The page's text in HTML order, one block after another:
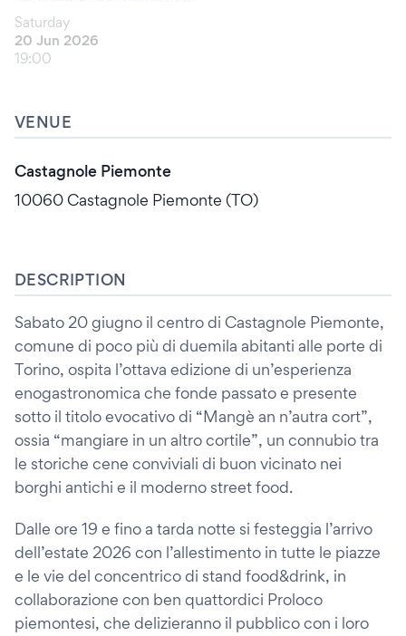
Saturday
20 Jun 2026
19:00
VENUE
Castagnole Piemonte
10060 Castagnole Piemonte (TO)
DESCRIPTION
Sabato 20 giugno il centro di Castagnole Piemonte,
comune di poco più di duemila abitanti alle porte di
Torino, ospita l’ottava edizione di un’esperienza
enogastronomica che fonde passato e presente
sotto il titolo evocativo di “Mangè an n’autra cort”,
ossia “mangiare in un altro cortile”, un connubio tra
le storiche cene conviviali di buon vicinato nei
borghi antichi e il moderno street food.
Dalle ore 19 e fino a tarda notte si festeggia l’arrivo
dell’estate 2026 con l’allestimento in tutte le piazze
e le vie del concentrico di stand food&drink, in
collaborazione con ben quattordici Proloco
piemontesi, che delizieranno il pubblico con i loro